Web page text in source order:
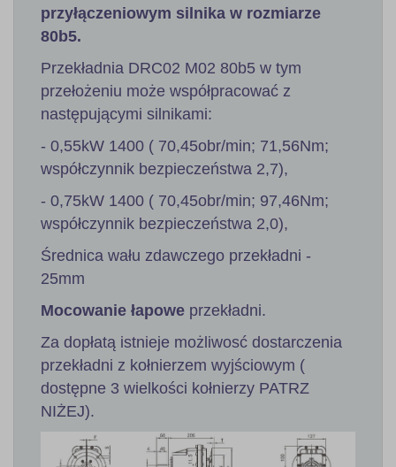
przyłączeniowym silnika w rozmiarze
80b5.
Przekładnia DRC02 M02 80b5 w tym
przełożeniu może współpracować z
następującymi silnikami:
- 0,55kW 1400 ( 70,45obr/min; 71,56Nm;
współczynnik bezpieczeństwa 2,7),
- 0,75kW 1400 ( 70,45obr/min; 97,46Nm;
współczynnik bezpieczeństwa 2,0),
Średnica wału zdawczego przekładni -
25mm
Mocowanie łapowe przekładni.
Za dopłatą istnieje możliwosć dostarczenia
przekładni z kołnierzem wyjściowym (
dostępne 3 wielkości kołnierzy PATRZ
NIŻEJ).